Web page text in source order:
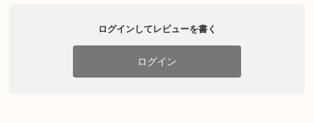
ログインしてレビューを書く
ログイン